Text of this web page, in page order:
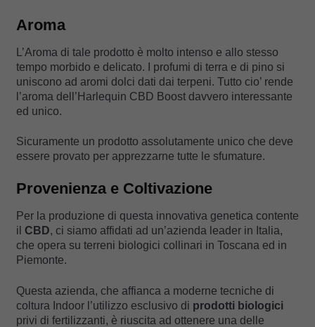
Aroma
L’Aroma di tale prodotto è molto intenso e allo stesso
tempo morbido e delicato. I profumi di terra e di pino si
uniscono ad aromi dolci dati dai terpeni. Tutto cio’ rende
l’aroma dell’Harlequin CBD Boost davvero interessante
ed unico.
Sicuramente un prodotto assolutamente unico che deve
essere provato per apprezzarne tutte le sfumature.
Provenienza e Coltivazione
Per la produzione di questa innovativa genetica contente
il CBD, ci siamo affidati ad un’azienda leader in Italia,
che opera su terreni biologici collinari in Toscana ed in
Piemonte.
Questa azienda, che affianca a moderne tecniche di
coltura Indoor l’utilizzo esclusivo di prodotti biologici
privi di fertilizzanti, è riuscita ad ottenere una delle